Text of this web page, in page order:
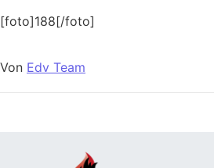
[foto]188[/foto]
Von Edv Team